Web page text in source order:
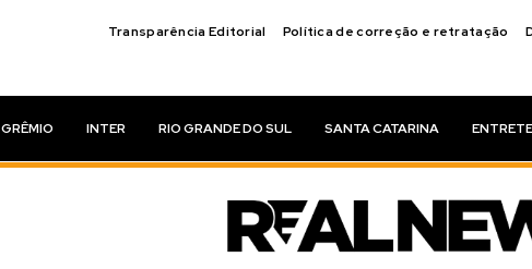
Transparência Editorial Política de correção e retratação
GRÊMIO INTER RIO GRANDE DO SUL SANTA CATARINA